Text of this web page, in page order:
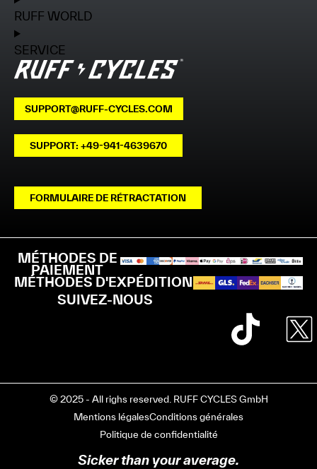
RUFF WORLD
SERVICE
SUPPORT@RUFF-CYCLES.COM
SUPPORT: +49-941-4639670
FORMULAIRE DE RÉTRACTATION
MÉTHODES DE
PAIEMENT
MÉTHODES D'EXPÉDITION
SUIVEZ-NOUS
© 2025 - All righs reserved. RUFF CYCLES GmbH
Mentions légalesConditions générales
Politique de confidentialité
Sicker than your average.